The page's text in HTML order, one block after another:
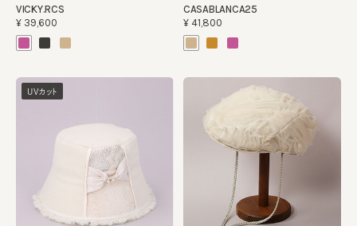
VICKY.RCS
¥39,600
CASABLANCA25
¥41,800
UVカット